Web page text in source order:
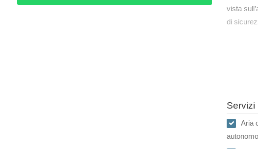
vista
di
Servizi
Aria
autonomo